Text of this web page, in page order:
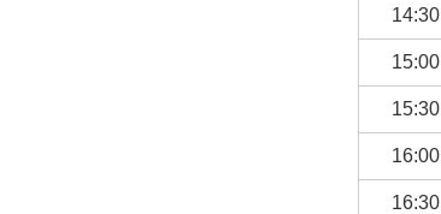
14:30
15:00
15:30
16:00
16:30